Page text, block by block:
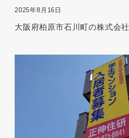
2025年8月16日
大阪府柏原市石川町の株式会